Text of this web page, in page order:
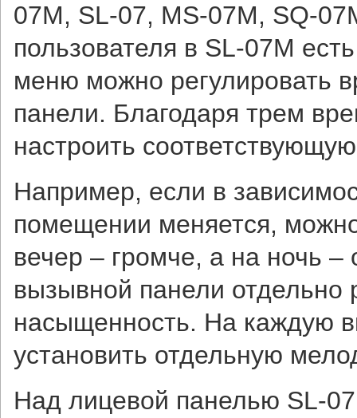
07M, SL-07, MS-07M, SQ-
пользователя в SL-07M
меню можно регулировать
панели. Благодаря трем
настроить
Например, если в
помещении меняется,
вечер – громче, а на ночь
вызывной панели отдельно
насыщенность. На каждую
установить отдельную
Над лицевой панелью SL-